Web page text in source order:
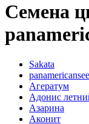
Семена
Sakata
Агератум
Адонис
Азарина
Аконит